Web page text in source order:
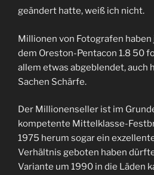
geändert hatte, weiß ich nicht.
Millionen von Fotografen
dem Oreston-Pentacon 1.8 50
allem etwas abgeblendet, auch
Sachen Schärfe.
Der Millionenseller ist im
kompetente Mittelklasse-
1975 herum sogar ein
Verhältnis geboten haben
Variante um 1990 in die Läden